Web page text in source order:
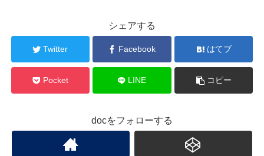
シェアする
Twitter Facebook はてブ
Pocket LINE コピー
docをフォローする